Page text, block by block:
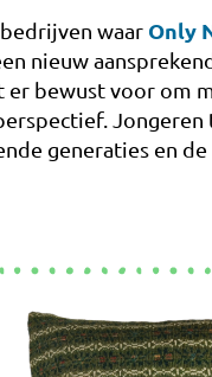
waar Only
nieuw
bewust voor om
generaties en